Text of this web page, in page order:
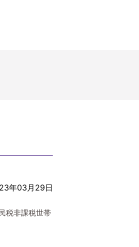
年03月29日
税非課税世帯